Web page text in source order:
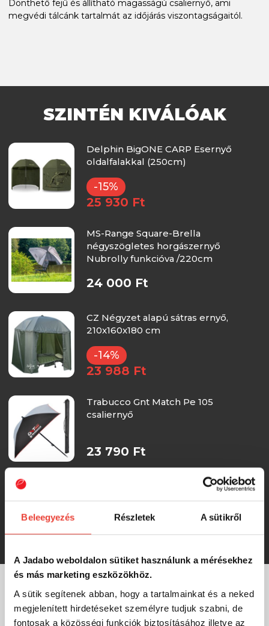
Beleegyezés Részletek A sütikről
A Jadabo weboldalon sütiket használunk a mérésekhez
és más marketing eszközökhöz.
A sütik segítenek abban, hogy a tartalmainkat és a neked
megjelenített hirdetéseket személyre tudjuk szabni, de
fontosak a közösségi funkciók biztosításához illetve az
Dönthető fejű és állítható magasságú csaliernyő, ami
megvédi tálcánk tartalmát az időjárás viszontagságaitól.
SZINTÉN KIVÁLÓAK
Delphin BigONE CARP Esernyő
oldalfalakkal (250cm)
-15%
25 930 Ft
MS-Range Square-Brella
négyszögletes horgászernyő
Nubrolly funkcióva /220cm
24 000 Ft
CZ Négyzet alapú sátras ernyő,
210x160x180 cm
-14%
23 988 Ft
Trabucco Gnt Match Pe 105
csaliernyő
23 790 Ft
Nytro V-Top Feeda Brolly 50"/250Cm
ernyő
23 390 Ft
MÁRKÁINK